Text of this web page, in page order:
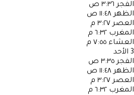
الفجر ٣:٣٦ ص
الظهر ١١:٤٨ ص
العصر ٣:٢٧ م
المغرب ٦:٣٢ م
العشاء ٧:٥٥ م
3 الأحد
الفجر ٣:٣٥ ص
الظهر ١١:٤٨ ص
العصر ٣:٢٧ م
المغرب ٦:٣٢ م